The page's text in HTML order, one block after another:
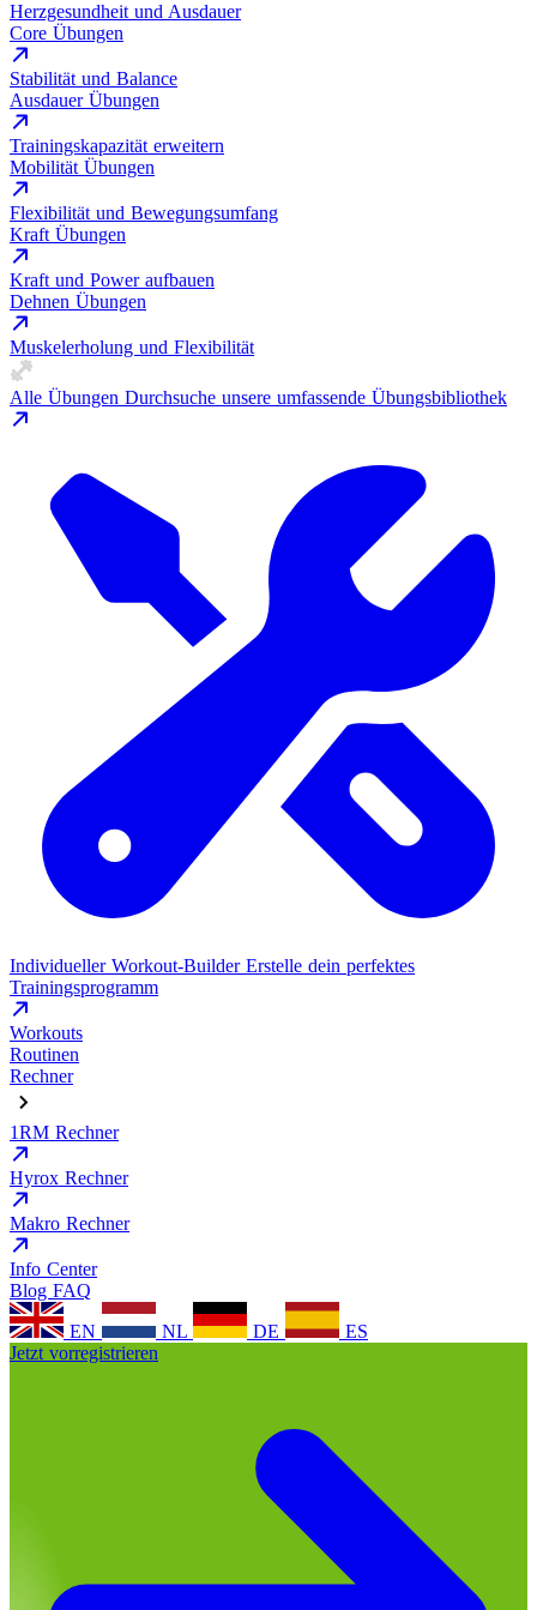
Herzgesundheit und Ausdauer
Core Übungen
Stabilität und Balance
Ausdauer Übungen
Trainingskapazität erweitern
Mobilität Übungen
Flexibilität und Bewegungsumfang
Kraft Übungen
Kraft und Power aufbauen
Dehnen Übungen
Muskelerholung und Flexibilität
Alle Übungen Durchsuche unsere umfassende Übungsbibliothek
Individueller Workout-Builder Erstelle dein perfektes
Trainingsprogramm
Workouts
Routinen
Rechner
1RM Rechner
Hyrox Rechner
Makro Rechner
Info Center
Blog FAQ
EN
NL DE
ES
Jetzt vorregistrieren